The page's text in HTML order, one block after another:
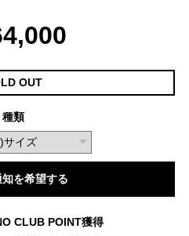
OUT
種類
を希望する
CLUB POINT獲得